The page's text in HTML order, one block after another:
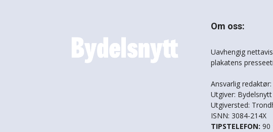
Om oss:
Uavhengig
plakatens
Ansvarlig redaktør:
Utgiver: Bydelsnytt
Utgiversted:
ISNN: 3084-214X
TIPSTELEFON: 90